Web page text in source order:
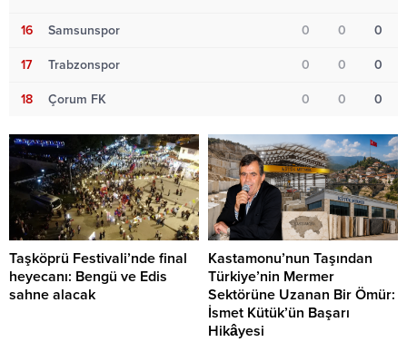
16 Samsunspor 0 0 0
17 Trabzonspor 0 0 0
18 Çorum FK 0 0 0
Taşköprü Festivali’nde final
heyecanı: Bengü ve Edis
sahne alacak
Kastamonu’nun Taşından
Türkiye’nin Mermer
Sektörüne Uzanan Bir Ömür:
İsmet Kütük’ün Başarı
Hikâyesi